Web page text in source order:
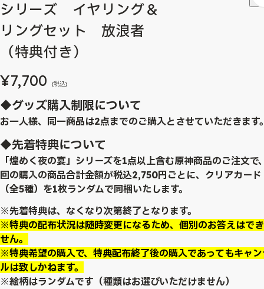
シリーズ イヤリング＆
リングセット 放浪者
（特典付き）
¥7,700 (税込)
◆グッズ購入制限について
お一人様、同一商品は2点までのご購入とさせていただきます
◆先着特典について
「煌めく夜の宴」シリーズを1点以上含む原神商品のご注文で
回の購入の商品合計金額が税込2,750円ごとに、クリアカード
（全5種）を1枚ランダムで同梱いたします。
※先着特典は、なくなり次第終了となります。
※特典の配布状況は随時変更になるため、個別のお答えはで
せん。
※特典希望の購入で、特典配布終了後の購入であってもキャ
ルは致しかねます。
※絵柄はランダムです（種類はお選びいただけません）